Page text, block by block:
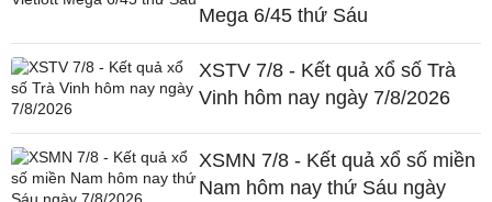
Mega 6/45 thứ Sáu
XSTV 7/8 - Kết quả xổ số Trà
Vinh hôm nay ngày 7/8/2026
XSMN 7/8 - Kết quả xổ số miền
Nam hôm nay thứ Sáu ngày